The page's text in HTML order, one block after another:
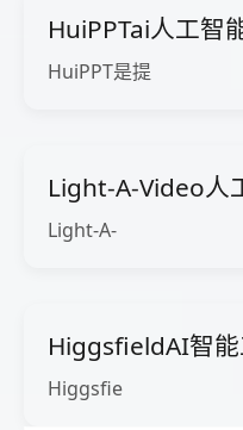
HuiPPTai人工智
HuiPPT是提
Light-A-Video人
Light-A-
HiggsfieldAI智
Higgsfie